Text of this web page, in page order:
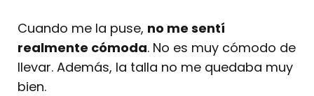
Cuando me la puse, no me sentí
realmente cómoda. No es muy cómodo de
llevar. Además, la talla no me quedaba muy
bien.